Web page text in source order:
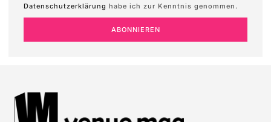
Datenschutzerklärung habe ich zur Kenntnis genommen.
ABONNIEREN